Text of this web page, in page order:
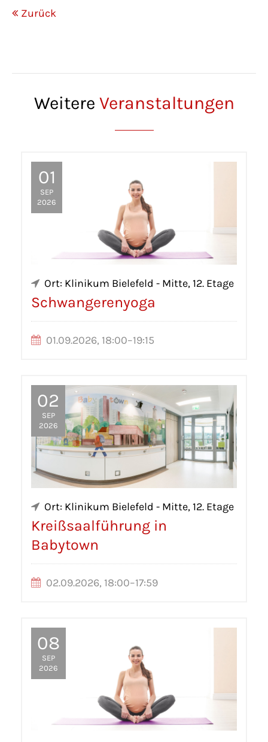
Zurück
Weitere Veranstaltungen
01
SEP
2026
Ort: Klinikum Bielefeld - Mitte, 12. Etage
Schwangerenyoga
01.09.2026, 18:00–19:15
02
SEP
2026
Ort: Klinikum Bielefeld - Mitte, 12. Etage
Kreißsaalführung in
Babytown
02.09.2026, 18:00–17:59
08
SEP
2026